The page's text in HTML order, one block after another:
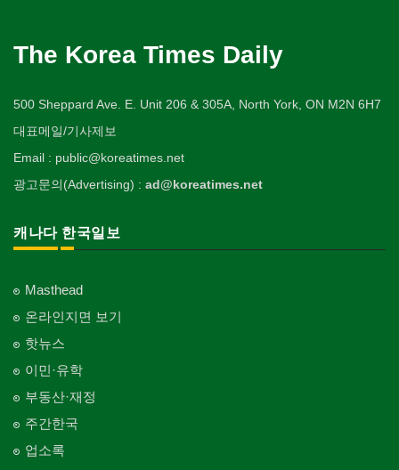
The Korea Times Daily
500 Sheppard Ave. E. Unit 206 & 305A, North York, ON M2N 6H7
대표메일/기사제보
Email : public@koreatimes.net
광고문의(Advertising) : ad@koreatimes.net
캐나다 한국일보
Masthead
온라인지면 보기
핫뉴스
이민·유학
부동산·재정
주간한국
업소록